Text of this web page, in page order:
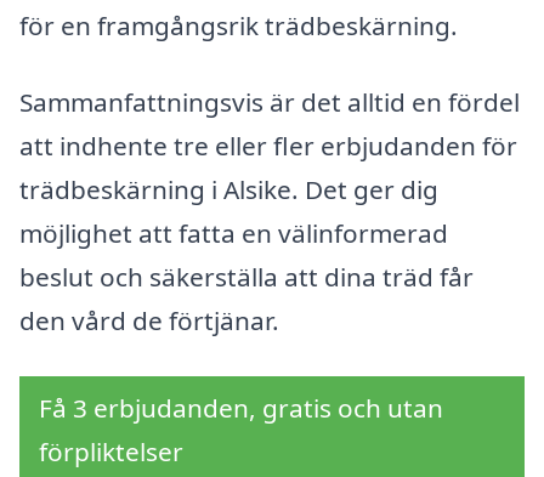
för en framgångsrik trädbeskärning.
Sammanfattningsvis är det alltid en fördel
att indhente tre eller fler erbjudanden för
trädbeskärning i Alsike. Det ger dig
möjlighet att fatta en välinformerad
beslut och säkerställa att dina träd får
den vård de förtjänar.
Få 3 erbjudanden, gratis och utan
förpliktelser